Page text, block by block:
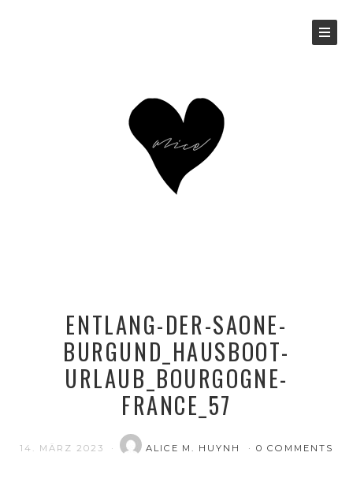
ENTLANG-DER-SAONE-
BURGUND_HAUSBOOT-
URLAUB_BOURGOGNE-
FRANCE_57
14. MÄRZ 2023 ALICE M. HUYNH 0 COMMENTS